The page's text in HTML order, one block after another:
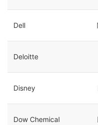
Dell
Deloitte
Disney
Dow Chemical